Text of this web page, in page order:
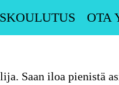
OTA
Saan iloa pienistä